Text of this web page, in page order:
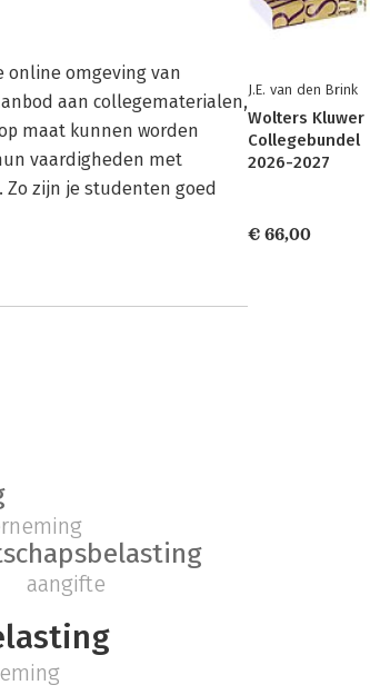
online omgeving van
aan collegematerialen,
maat kunnen worden
vaardigheden met
zijn je studenten goed
aangifte
J.E. van den Brink
Wolters Kluwer
Collegebundel
2026-2027
€ 66,00